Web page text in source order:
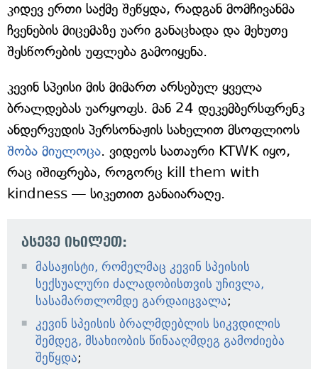
კიდევ ერთი საქმე შეწყდა, რადგან მომჩივანმა
ჩვენების მიცემაზე უარი განაცხადა და მეხუთე
შესწორების უფლება გამოიყენა.
კევინ სპეისი მის მიმართ არსებულ ყველა
ბრალდებას უარყოფს. მან 24 დეკემბერსფრენკ
ანდერვუდის პერსონაჟის სახელით მსოფლიოს
შობა მიულოცა. ვიდეოს სათაური KTWK იყო,
რაც იშიფრება, როგორც kill them with
kindness — სიკეთით განაიარაღე.
ასევე იხილეთ:
მასაჟისტი, რომელმაც კევინ სპეისის
სექსუალური ძალადობისთვის უჩივლა,
სასამართლომდე გარდაიცვალა;
კევინ სპეისის ბრალმდებლის სიკვდილის
შემდეგ, მსახიობის წინააღმდეგ გამოძიება
შეწყდა;